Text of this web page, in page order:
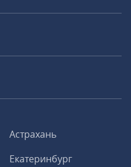
Астрахань
Екатеринбург